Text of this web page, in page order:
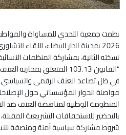
2026 بمدينة الدار البيضاء، اللقاء
نسخته الثانية، بمشاركة المنظمات
“القانون 103.13 المتعلق
في ظل تصاعد العنف الرقمي والسياسي
مواصلة الحوار المؤسساتي حول
المنظومة الوطنية لمناهضة العنف ضد
بالتحضير للاستحقاقات التشريعية
شروط مشاركة سياسية آمنة ومنصفة